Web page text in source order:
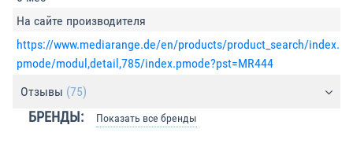
На сайте производителя
https://www.mediarange.de/en/products/product_search/index.
pmode/modul,detail,785/index.pmode?pst=MR444
Отзывы (75)
БРЕНДЫ: Показать все бренды